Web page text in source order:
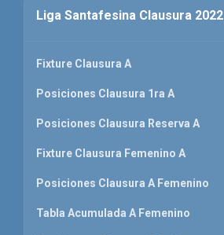
Liga Santafesina Clausura 2022
Fixture Clausura A
Posiciones Clausura 1ra A
Posiciones Clausura Reserva A
Fixture Clausura Femenino A
Posiciones Clausura A Femenino
Tabla Acumulada A Femenino